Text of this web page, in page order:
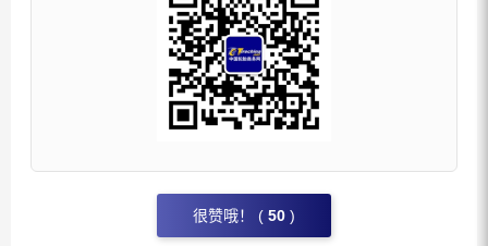
很赞哦！ ( 50 )